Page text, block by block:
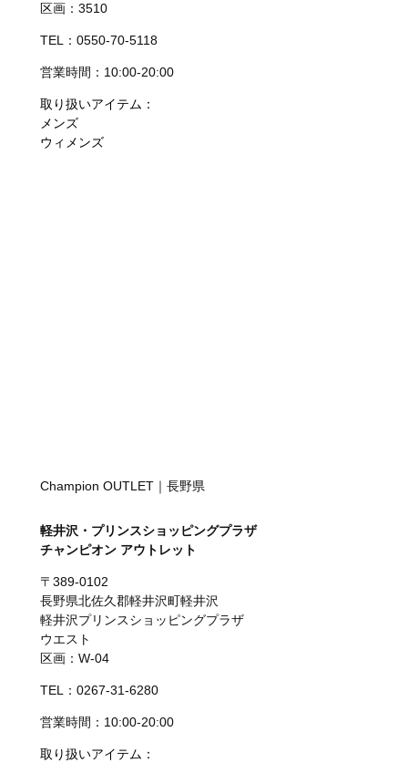
区画：3510
TEL：0550-70-5118
営業時間：10:00-20:00
取り扱いアイテム：
メンズ
ウィメンズ
Champion OUTLET｜長野県
軽井沢・プリンスショッピングプラザ
チャンピオン アウトレット
〒389-0102
長野県北佐久郡軽井沢町軽井沢
軽井沢プリンスショッピングプラザ
ウエスト
区画：W-04
TEL：0267-31-6280
営業時間：10:00-20:00
取り扱いアイテム：